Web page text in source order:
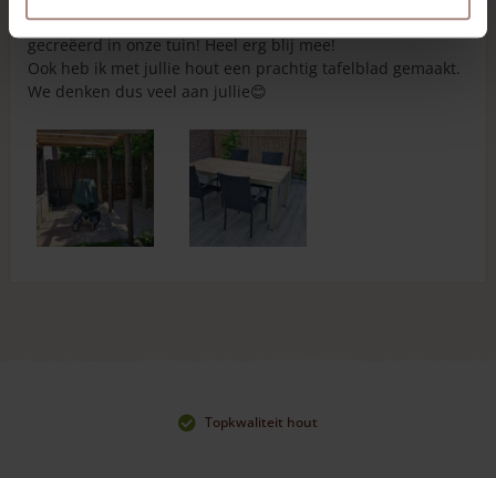
Met jullie materialen heb ik een heerlijke beeldhouwplek
gecreëerd in onze tuin! Heel erg blij mee!
Ook heb ik met jullie hout een prachtig tafelblad gemaakt.
We denken dus veel aan jullie😊
Topkwaliteit hout